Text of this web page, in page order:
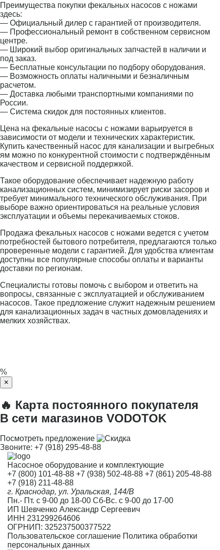
Преимущества покупки фекальных насосов с ножами
здесь:
— Официальный дилер с гарантией от производителя.
— Профессиональный ремонт в собственном сервисном
центре.
— Широкий выбор оригинальных запчастей в наличии и
под заказ.
— Бесплатные консультации по подбору оборудования.
— Возможность оплаты наличными и безналичным
расчетом.
— Доставка любыми транспортными компаниями по
России.
— Система скидок для постоянных клиентов.
Цена на фекальные насосы с ножами варьируется в
зависимости от модели и технических характеристик.
Купить качественный насос для канализации и выгребных
ям можно по конкурентной стоимости с подтверждённым
качеством и сервисной поддержкой.
Такое оборудование обеспечивает надежную работу
канализационных систем, минимизирует риски засоров и
требует минимального технического обслуживания. При
выборе важно ориентироваться на реальные условия
эксплуатации и объемы перекачиваемых стоков.
Продажа фекальных насосов с ножами ведется с учетом
потребностей бытового потребителя, предлагаются только
проверенные модели с гарантией. Для удобства клиентам
доступны все популярные способы оплаты и варианты
доставки по регионам.
Специалисты готовы помочь с выбором и ответить на
вопросы, связанные с эксплуатацией и обслуживанием
насосов. Такое предложение служит надежным решением
для канализационных задач в частных домовладениях и
мелких хозяйствах.
%
×
🔥 Карта постоянного покупателя
В сети магазинов VODOTOK
Посмотреть предложение
Звоните: +7 (918) 295-48-88
Насосное оборудование и комплектующие
+7 (800) 101-48-88 +7 (938) 502-48-88 +7 (861) 205-48-88
+7 (918) 211-48-88
г. Краснодар, ул. Уральская, 144/В
Пн.- Пт. с 9-00 до 18-00 Сб-Вс. с 9-00 до 17-00
ИП Шевченко Александр Сергеевич
ИНН 231299264606
ОГРНИП: 325237500377522
Пользовательское соглашение Политика обработки
персональных данных